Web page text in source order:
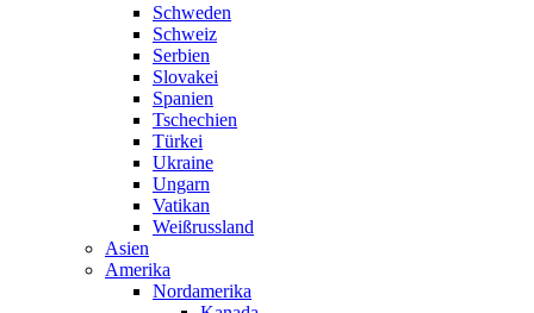
Schweden
Schweiz
Serbien
Slovakei
Spanien
Tschechien
Türkei
Ukraine
Ungarn
Vatikan
Weißrussland
Asien
Amerika
Nordamerika